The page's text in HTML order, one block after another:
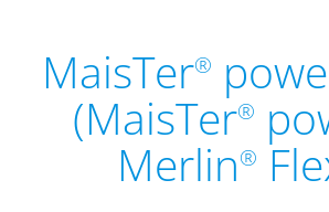
MaisTer®
(MaisTer®
Merlin®